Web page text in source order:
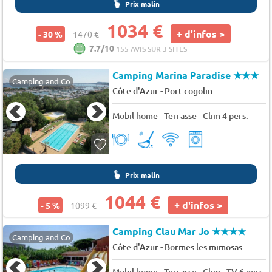
Prix malin
- 30 % 1470 € 1034 € + d'infos >
7.7/10 155 AVIS SUR 3 SITES
Camping and Co Camping Marina Paradise★★★
Côte d'Azur- Port cogolin
Mobil home - Terrasse - Clim 4 pers.
Prix malin
- 5 % 1099 € 1044 € + d'infos >
Camping and Co Camping Clau Mar Jo★★★★
Côte d'Azur- Bormes les mimosas